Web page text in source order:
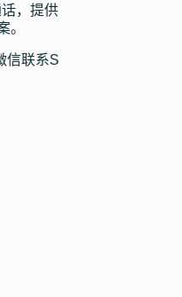
，提供
信联系S